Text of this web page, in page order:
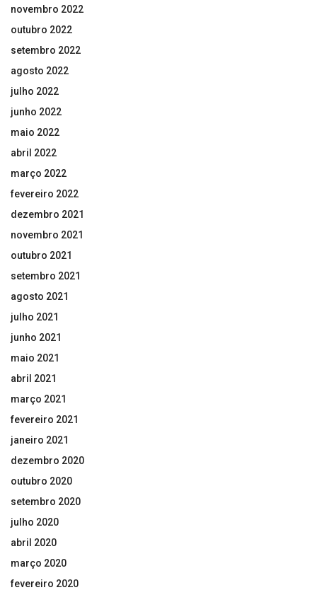
novembro 2022
outubro 2022
setembro 2022
agosto 2022
julho 2022
junho 2022
maio 2022
abril 2022
março 2022
fevereiro 2022
dezembro 2021
novembro 2021
outubro 2021
setembro 2021
agosto 2021
julho 2021
junho 2021
maio 2021
abril 2021
março 2021
fevereiro 2021
janeiro 2021
dezembro 2020
outubro 2020
setembro 2020
julho 2020
abril 2020
março 2020
fevereiro 2020